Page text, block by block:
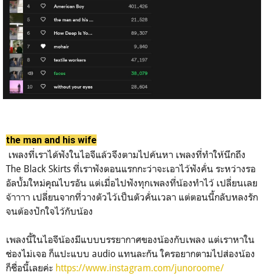
the man and his wife
เพลงที่เราได้ฟังในไอจีแล้วจึงตามไปค้นหา เพลงที่ทำให้นึกถึง
The Black Skirts ที่เราฟังตอนแรกกะว่าจะเอาไว้ฟังคั่น ระหว่างรอ
อัลบั้มใหม่คุณไบรอัน แต่เมื่อไปฟังทุกเพลงที่น้องทำไว้ เปลี่ยนเลย
จ้าาาา เปลี่ยนจากที่วางตัวไว้เป็นตัวคั่นเวลา แต่ตอนนี้กลับหลงรัก
จนต้องปักใจไว้กับน้อง
เพลงนี้ในไอจีน้องมีแบบบรรยากาศของน้องกับเพลง แต่เราหาใน
ช่องไม่เจอ ก็แปะแบบ audio แทนละกัน ใครอยากตามไปส่องน้อง
ก็ชื่อนี้เลยค่ะ https://www.instagram.com/junoroome/